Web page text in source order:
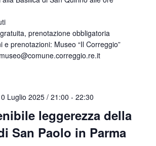
prenotazione obbligatoria
e prenotazioni: Museo “Il Correggio”
Luglio 2025 / 21:00 - 22:30
leggerezza della
San Paolo in Parma